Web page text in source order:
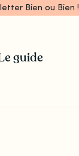
Bien ou Bien !
guide